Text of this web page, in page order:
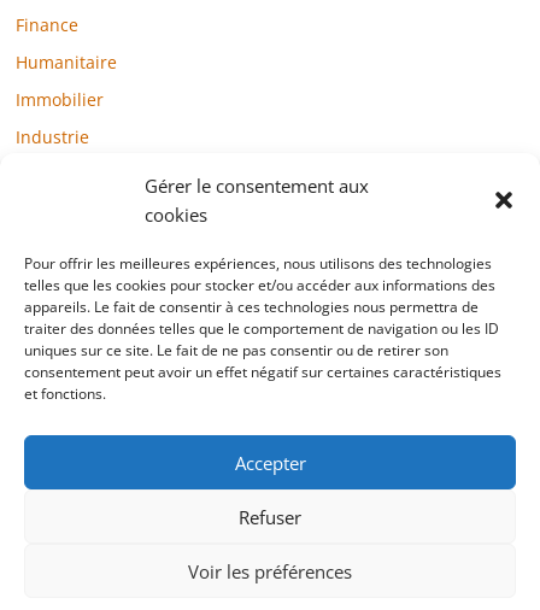
Gérer le consentement aux
cookies
Pour offrir les meilleures expériences, nous utilisons des technologies
telles que les cookies pour stocker et/ou accéder aux informations des
appareils. Le fait de consentir à ces technologies nous permettra de
traiter des données telles que le comportement de navigation ou les ID
uniques sur ce site. Le fait de ne pas consentir ou de retirer son
consentement peut avoir un effet négatif sur certaines caractéristiques
et fonctions.
Accepter
Refuser
Voir les préférences
Finance
Humanitaire
Immobilier
Industrie
Mode / Beauté / Bien-être
Santé
Société
Sports
Technologie / Internet
Mentions légales